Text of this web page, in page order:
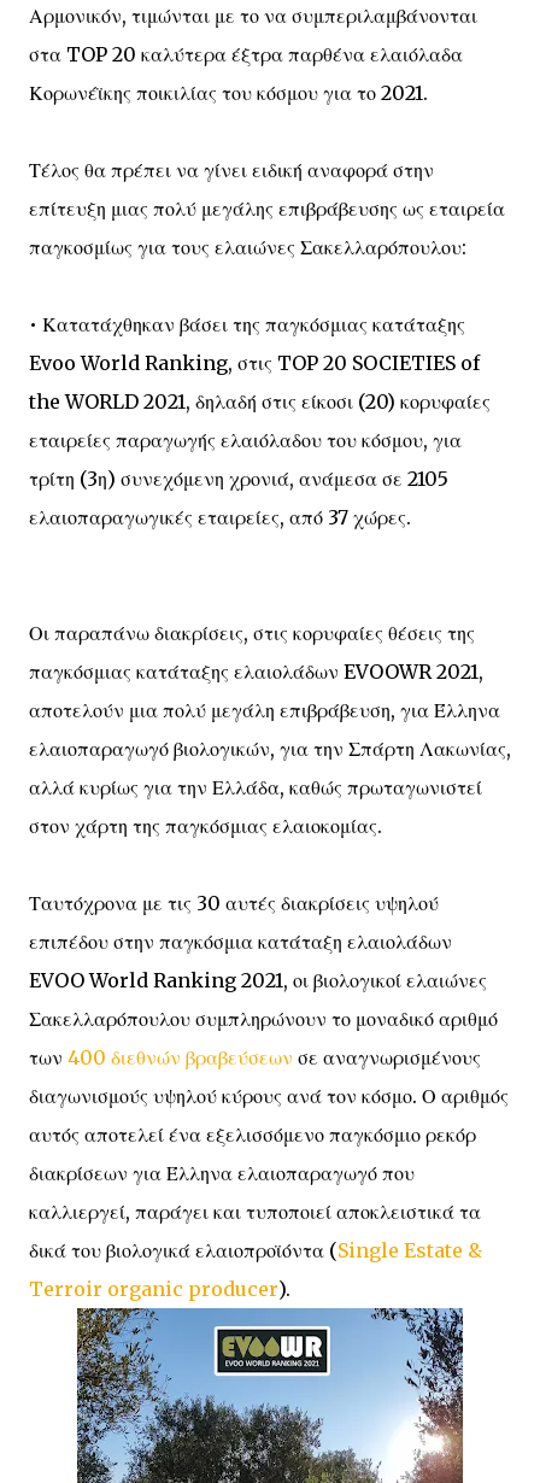
Αρμονικόν, τιμώνται με το να συμπεριλαμβάνονται
στα TOP 20 καλύτερα έξτρα παρθένα ελαιόλαδα
Κορωνέϊκης ποικιλίας του κόσμου για το 2021.
Τέλος θα πρέπει να γίνει ειδική αναφορά στην
επίτευξη μιας πολύ μεγάλης επιβράβευσης ως εταιρεία
παγκοσμίως για τους ελαιώνες Σακελλαρόπουλου:
• Κατατάχθηκαν βάσει της παγκόσμιας κατάταξης
Evoo World Ranking, στις TOP 20 SOCIETIES of
the WORLD 2021, δηλαδή στις είκοσι (20) κορυφαίες
εταιρείες παραγωγής ελαιόλαδου του κόσμου, για
τρίτη (3η) συνεχόμενη χρονιά, ανάμεσα σε 2105
ελαιοπαραγωγικές εταιρείες, από 37 χώρες.
Οι παραπάνω διακρίσεις, στις κορυφαίες θέσεις της
παγκόσμιας κατάταξης ελαιολάδων EVOOWR 2021,
αποτελούν μια πολύ μεγάλη επιβράβευση, για Έλληνα
ελαιοπαραγωγό βιολογικών, για την Σπάρτη Λακωνίας,
αλλά κυρίως για την Ελλάδα, καθώς πρωταγωνιστεί
στον χάρτη της παγκόσμιας ελαιοκομίας.
Ταυτόχρονα με τις 30 αυτές διακρίσεις υψηλού
επιπέδου στην παγκόσμια κατάταξη ελαιολάδων
EVOO World Ranking 2021, οι βιολογικοί ελαιώνες
Σακελλαρόπουλου συμπληρώνουν το μοναδικό αριθμό
των 400 διεθνών βραβεύσεων σε αναγνωρισμένους
διαγωνισμούς υψηλού κύρους ανά τον κόσμο. Ο αριθμός
αυτός αποτελεί ένα εξελισσόμενο παγκόσμιο ρεκόρ
διακρίσεων για Έλληνα ελαιοπαραγωγό που
καλλιεργεί, παράγει και τυποποιεί αποκλειστικά τα
δικά του βιολογικά ελαιοπροϊόντα (Single Estate &
Terroir organic producer).